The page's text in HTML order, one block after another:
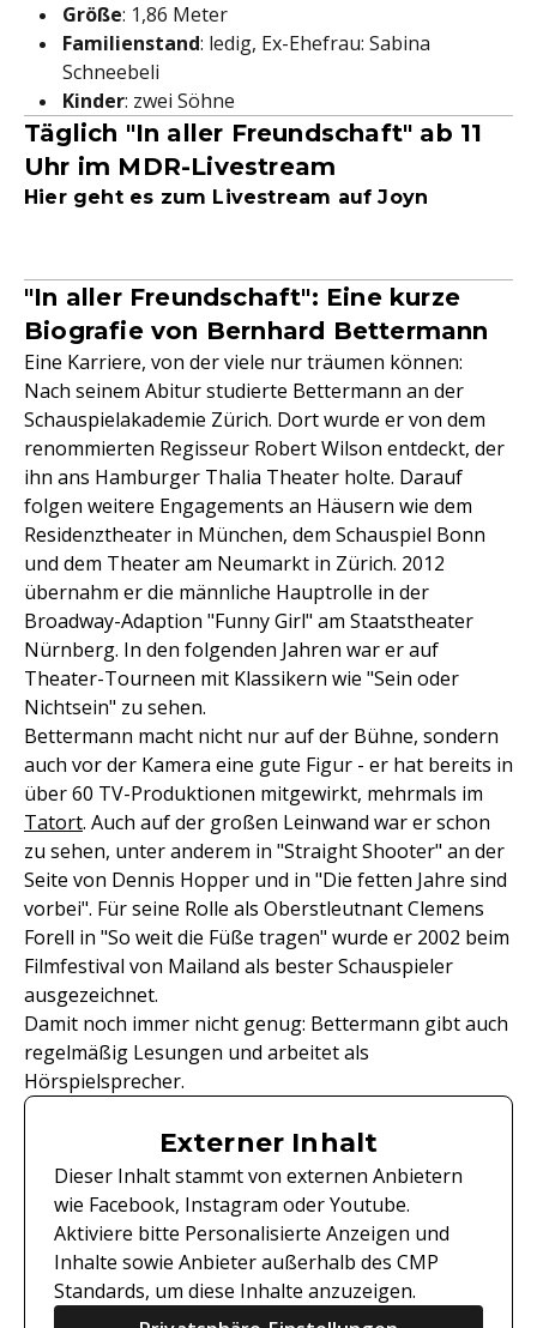
Größe: 1,86 Meter
Familienstand: ledig, Ex-Ehefrau: Sabina
Schneebeli
Kinder: zwei Söhne
Täglich "In aller Freundschaft" ab 11
Uhr im MDR-Livestream
Hier geht es zum Livestream auf Joyn
"In aller Freundschaft": Eine kurze
Biografie von Bernhard Bettermann
Eine Karriere, von der viele nur träumen können:
Nach seinem Abitur studierte Bettermann an der
Schauspielakademie Zürich. Dort wurde er von dem
renommierten Regisseur Robert Wilson entdeckt, der
ihn ans Hamburger Thalia Theater holte. Darauf
folgen weitere Engagements an Häusern wie dem
Residenztheater in München, dem Schauspiel Bonn
und dem Theater am Neumarkt in Zürich. 2012
übernahm er die männliche Hauptrolle in der
Broadway-Adaption "Funny Girl" am Staatstheater
Nürnberg. In den folgenden Jahren war er auf
Theater-Tourneen mit Klassikern wie "Sein oder
Nichtsein" zu sehen.
Bettermann macht nicht nur auf der Bühne, sondern
auch vor der Kamera eine gute Figur - er hat bereits in
über 60 TV-Produktionen mitgewirkt, mehrmals im
Tatort. Auch auf der großen Leinwand war er schon
zu sehen, unter anderem in "Straight Shooter" an der
Seite von Dennis Hopper und in "Die fetten Jahre sind
vorbei". Für seine Rolle als Oberstleutnant Clemens
Forell in "So weit die Füße tragen" wurde er 2002 beim
Filmfestival von Mailand als bester Schauspieler
ausgezeichnet.
Damit noch immer nicht genug: Bettermann gibt auch
regelmäßig Lesungen und arbeitet als
Hörspielsprecher.
Externer Inhalt
Dieser Inhalt stammt von externen Anbietern
wie Facebook, Instagram oder Youtube.
Aktiviere bitte Personalisierte Anzeigen und
Inhalte sowie Anbieter außerhalb des CMP
Standards, um diese Inhalte anzuzeigen.